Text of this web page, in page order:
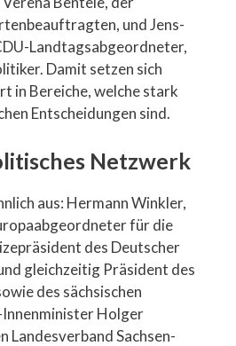
und Jens-
Landtagsabgeordneter,
Damit setzen sich
in Bereiche, welche stark
Entscheidungen sind.
Netzwerk
aus: Hermann Winkler,
für die
des Deutscher
gleichzeitig Präsident des
des sächsischen
Innenminister Holger
Landesverband Sachsen-